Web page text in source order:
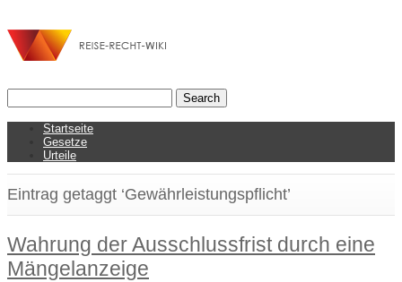
Startseite
Gesetze
Urteile
Eintrag getaggt ‘Gewährleistungspflicht’
Wahrung der Ausschlussfrist durch eine
Mängelanzeige